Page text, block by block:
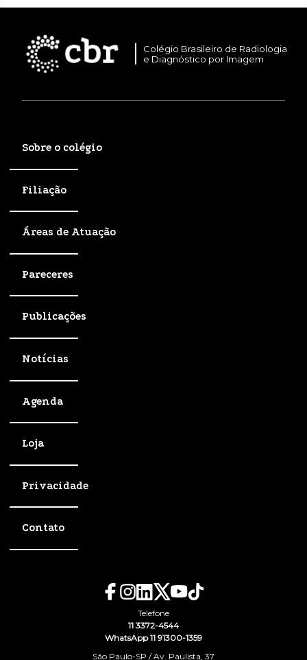
Colégio Brasileiro de Radiologia
e Diagnóstico por Imagem
Sobre o colégio
Filiação
Áreas de Atuação
Pareceres
Publicações
Notícias
Agenda
Loja
Privacidade
Contato
Telefone
11 3372-4544
WhatsApp 11 91300-1359
São Paulo-SP / Av. Paulista, 37